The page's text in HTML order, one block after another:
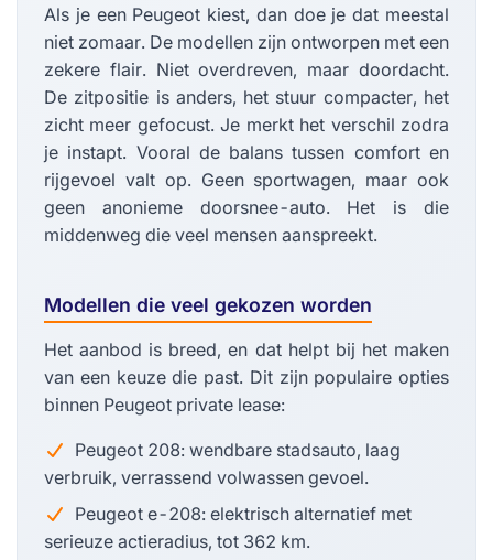
Als je een Peugeot kiest, dan doe je dat meestal
niet zomaar. De modellen zijn ontworpen met een
zekere flair. Niet overdreven, maar doordacht.
De zitpositie is anders, het stuur compacter, het
zicht meer gefocust. Je merkt het verschil zodra
je instapt. Vooral de balans tussen comfort en
rijgevoel valt op. Geen sportwagen, maar ook
geen anonieme doorsnee-auto. Het is die
middenweg die veel mensen aanspreekt.
Modellen die veel gekozen worden
Het aanbod is breed, en dat helpt bij het maken
van een keuze die past. Dit zijn populaire opties
binnen Peugeot private lease:
Peugeot 208: wendbare stadsauto, laag
verbruik, verrassend volwassen gevoel.
Peugeot e-208: elektrisch alternatief met
serieuze actieradius, tot 362 km.